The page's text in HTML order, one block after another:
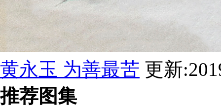
黄永玉 为善最苦 更新
推荐图集